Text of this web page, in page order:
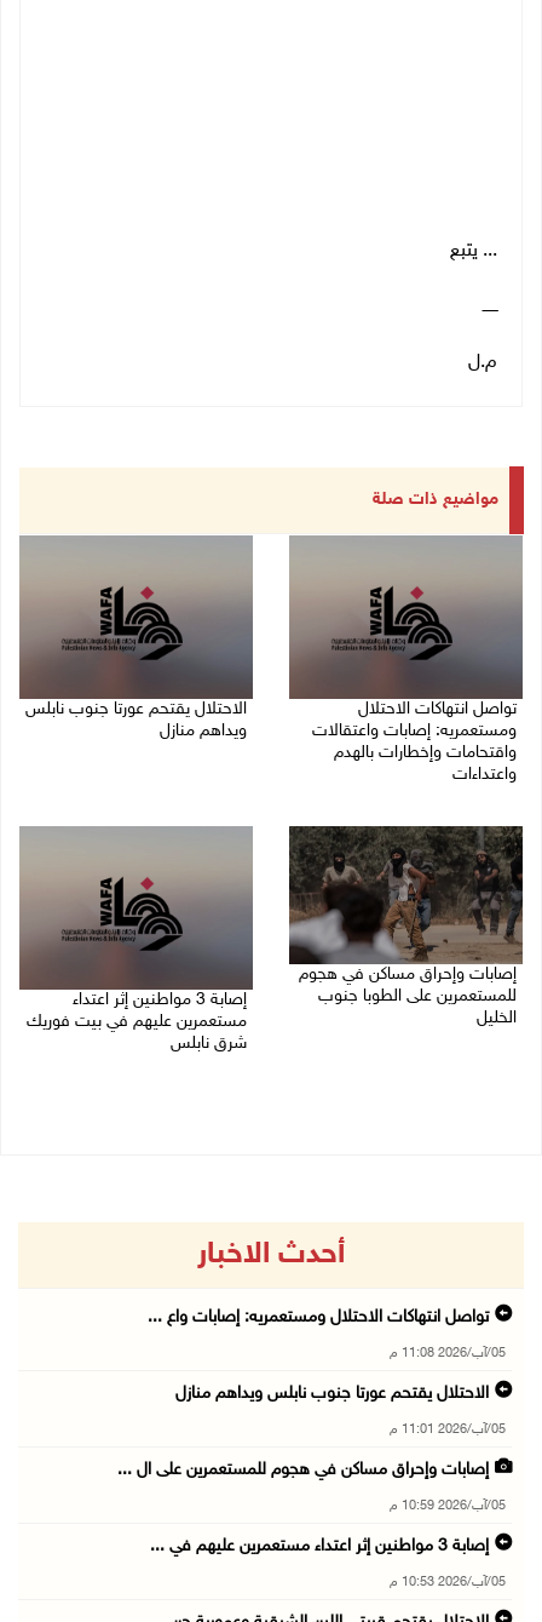
... يتبع
ــــــ
م.ل
مواضيع ذات صلة
تواصل انتهاكات الاحتلال
ومستعمريه: إصابات واعتقالات
واقتحامات وإخطارات بالهدم
واعتداءات
الاحتلال يقتحم عورتا جنوب نابلس
ويداهم منازل
إصابات وإحراق مساكن في هجوم
للمستعمرين على الطوبا جنوب
الخليل
إصابة 3 مواطنين إثر اعتداء
مستعمرين عليهم في بيت فوريك
شرق نابلس
أحدث الاخبار
تواصل انتهاكات الاحتلال ومستعمريه: إصابات واع ...
05/آب/2026 11:08 م
الاحتلال يقتحم عورتا جنوب نابلس ويداهم منازل
05/آب/2026 11:01 م
إصابات وإحراق مساكن في هجوم للمستعمرين على ال ...
05/آب/2026 10:59 م
إصابة 3 مواطنين إثر اعتداء مستعمرين عليهم في ...
05/آب/2026 10:53 م